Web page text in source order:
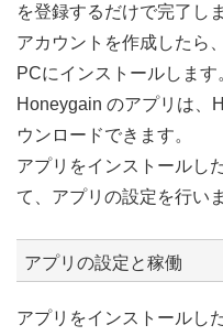
を登録するだけで完了し
アカウントを作成したら
PCにインストールします
Honeygain のアプリは、
ウンロードできます。
アプリをインストールし
て、アプリの設定を行い
アプリの設定と稼働
アプリをインストールし